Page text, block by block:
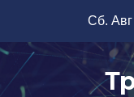
содержимому
Сб.